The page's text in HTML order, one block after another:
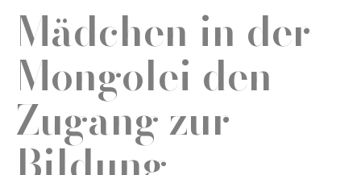
Mädchen in der
Mongolei den
Zugang zur